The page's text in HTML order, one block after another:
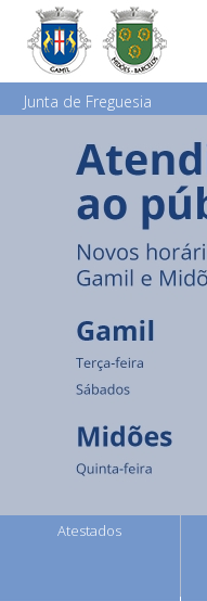
Junta de Freguesia
Atestados